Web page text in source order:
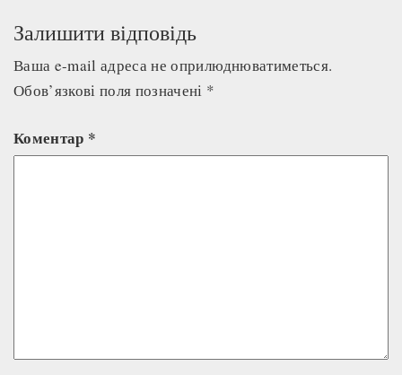
Залишити відповідь
Ваша e-mail адреса не оприлюднюватиметься.
Обов’язкові поля позначені *
Коментар *